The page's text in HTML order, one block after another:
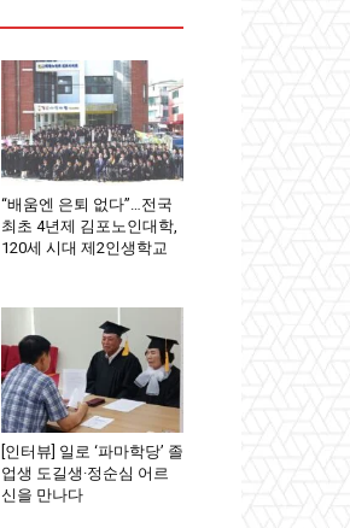
“배움엔 은퇴 없다”…전국
최초 4년제 김포노인대학,
120세 시대 제2인생학교
[인터뷰] 일로 ‘파마학당’ 졸
업생 도길생·정순심 어르
신을 만나다